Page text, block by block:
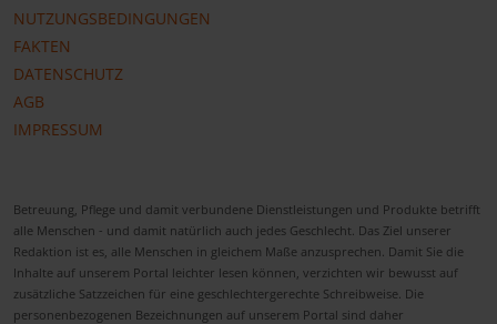
NUTZUNGSBEDINGUNGEN
FAKTEN
DATENSCHUTZ
AGB
IMPRESSUM
Betreuung, Pflege und damit verbundene Dienstleistungen und Produkte betrifft
alle Menschen - und damit natürlich auch jedes Geschlecht. Das Ziel unserer
Redaktion ist es, alle Menschen in gleichem Maße anzusprechen. Damit Sie die
Inhalte auf unserem Portal leichter lesen können, verzichten wir bewusst auf
zusätzliche Satzzeichen für eine geschlechtergerechte Schreibweise. Die
personenbezogenen Bezeichnungen auf unserem Portal sind daher